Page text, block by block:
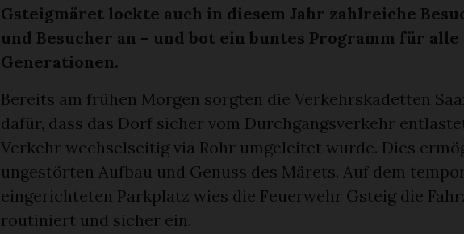
Gsteigmäret lockte auch in diesem Jahr zahlreiche
und Besucher an – und bot ein buntes Programm für alle
Generationen.
Bereits am frühen Morgen sorgten die Verkehrskadetten
dafür, dass das Dorf sicher vom Durchgangsverkehr
Verkehr wechselseitig via Rohr umgeleitet wurde. Dies
ungestörten Aufbau und Genuss des Märets. Auf dem
eingerichteten Parkplatz wies die Feuerwehr Gsteig die
routiniert und sicher ein.